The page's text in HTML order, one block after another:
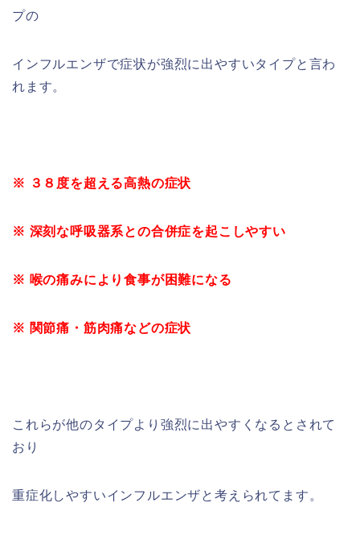
プの
インフルエンザで症状が強烈に出やすいタイプと言わ
れます。
※ ３８度を超える高熱の症状
※ 深刻な呼吸器系との合併症を起こしやすい
※ 喉の痛みにより食事が困難になる
※ 関節痛・筋肉痛などの症状
これらが他のタイプより強烈に出やすくなるとされて
おり
重症化しやすいインフルエンザと考えられてます。